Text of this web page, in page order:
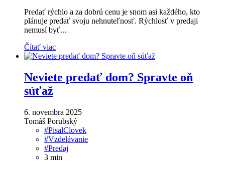
Predať rýchlo a za dobrú cenu je snom asi každého, kto
plánuje predať svoju nehnuteľnosť. Rýchlosť v predaji
nemusí byť...
Čítať viac
Neviete predať dom? Spravte oň
súťaž
6. novembra 2025
Tomáš Porubský
#PisalClovek
#Vzdelávanie
#Predaj
3 min